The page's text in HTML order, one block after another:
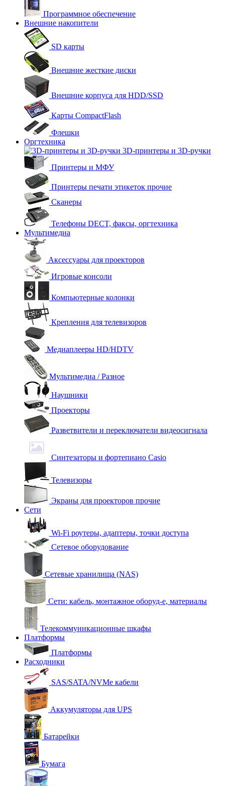
Программное обеспечение
Внешние накопители
SD карты
Внешние жесткие диски
Внешние корпуса для HDD/SSD
Карты CompactFlash
Флешки
Оргтехника
3D-принтеры и 3D-ручки
Принтеры и МФУ
Принтеры печати этикеток прочие
Сканеры
Телефоны DECT, факсы, оргтехника
Мультимедиа
Аксессуары для проекторов
Игровые консоли
Компьютерные колонки
Крепления для телевизоров
Медиаплееры HD/HDTV
Мультимедиа / Разное
Наушники
Проекторы
Разветвители и переключатели видеосигнала
Синтезаторы и фортепиано Casio
Телевизоры
Экраны для проекторов прочие
Сети
Wi-Fi роутеры, адаптеры, точки доступа
Сетевое оборудование
Сетевые хранилища (NAS)
Сети: кабель, монтажное оборуд-е, материалы
Телекоммуникационные шкафы
Платформы
Платформы
Расходники
SAS/SATA/NVMe кабели
Аккумуляторы для UPS
Батарейки
Бумага